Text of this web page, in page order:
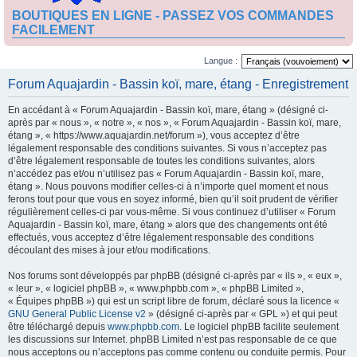
BOUTIQUES EN LIGNE - PASSEZ VOS COMMANDES
FACILEMENT
Langue :
Forum Aquajardin - Bassin koï, mare, étang - Enregistrement
En accédant à « Forum Aquajardin - Bassin koï, mare, étang » (désigné ci-
après par « nous », « notre », « nos », « Forum Aquajardin - Bassin koï, mare,
étang », « https://www.aquajardin.net/forum »), vous acceptez d’être
légalement responsable des conditions suivantes. Si vous n’acceptez pas
d’être légalement responsable de toutes les conditions suivantes, alors
n’accédez pas et/ou n’utilisez pas « Forum Aquajardin - Bassin koï, mare,
étang ». Nous pouvons modifier celles-ci à n’importe quel moment et nous
ferons tout pour que vous en soyez informé, bien qu’il soit prudent de vérifier
régulièrement celles-ci par vous-même. Si vous continuez d’utiliser « Forum
Aquajardin - Bassin koï, mare, étang » alors que des changements ont été
effectués, vous acceptez d’être légalement responsable des conditions
découlant des mises à jour et/ou modifications.
Nos forums sont développés par phpBB (désigné ci-après par « ils », « eux »,
« leur », « logiciel phpBB », « www.phpbb.com », « phpBB Limited »,
« Équipes phpBB ») qui est un script libre de forum, déclaré sous la licence «
GNU General Public License v2 » (désigné ci-après par « GPL ») et qui peut
être téléchargé depuis www.phpbb.com. Le logiciel phpBB facilite seulement
les discussions sur Internet. phpBB Limited n’est pas responsable de ce que
nous acceptons ou n’acceptons pas comme contenu ou conduite permis. Pour